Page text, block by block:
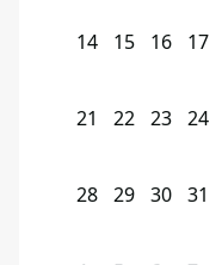
14 15 16 17
21 22 23 24
28 29 30 31